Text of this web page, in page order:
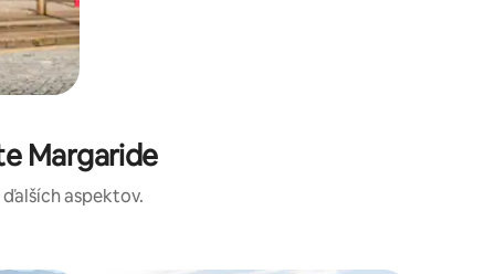
Margaride
aspektov.